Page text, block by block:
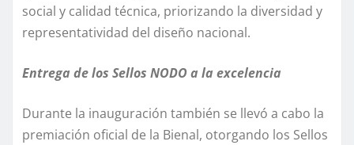
social y calidad técnica, priorizando la diversidad y
representatividad del diseño nacional.
Entrega de los Sellos NODO a la excelencia
Durante la inauguración también se llevó a cabo la
premiación oficial de la Bienal, otorgando los Sellos